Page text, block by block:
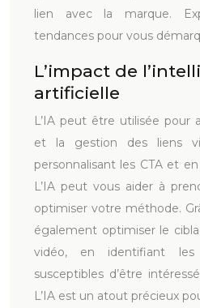
lien avec la marque.
tendances pour vous
L’impact de
artificielle
L’IA peut être utilisée pour
et la gestion des liens
personnalisant les CTA et
L’IA peut vous aider à
optimiser votre méthode.
également optimiser le
vidéo, en identifiant les
susceptibles d’être
L’IA est un atout précieux